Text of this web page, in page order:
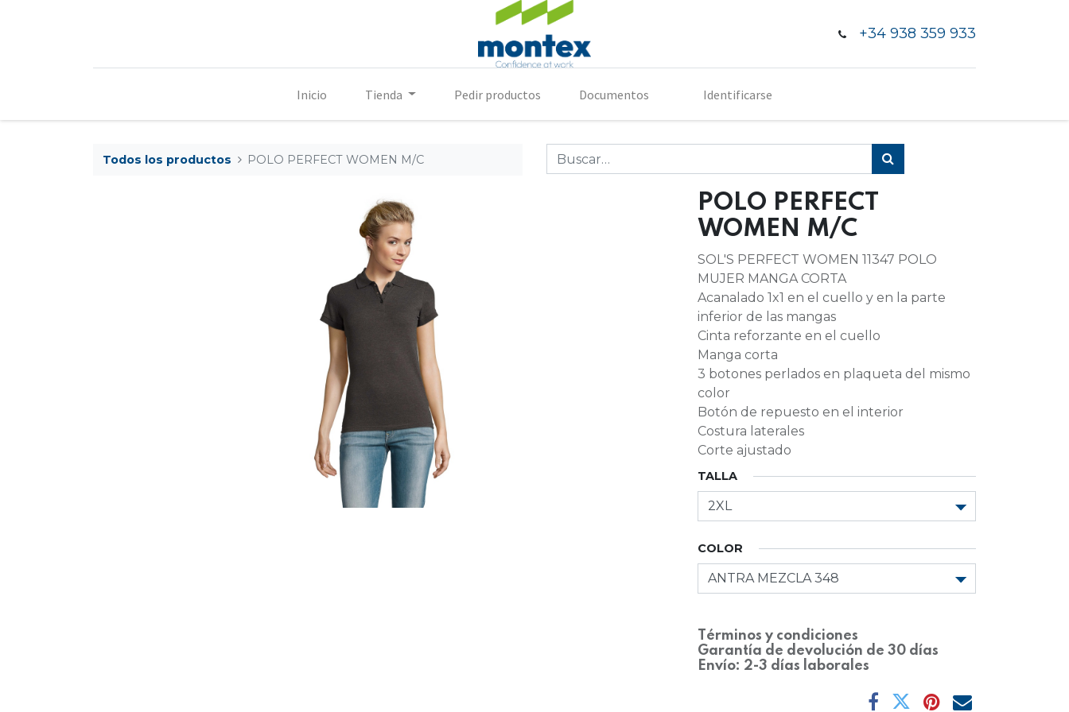
+34 938 359 933
Inicio Tienda Pedir productos Documentos Identificarse
Todos los productos POLO PERFECT WOMEN M/C
POLO PERFECT
WOMEN M/C
SOL'S PERFECT WOMEN 11347 POLO
MUJER MANGA CORTA
Acanalado 1x1 en el cuello y en la parte
inferior de las mangas
Cinta reforzante en el cuello
Manga corta
3 botones perlados en plaqueta del mismo
color
Botón de repuesto en el interior
Costura laterales
Corte ajustado
TALLA
COLOR
Términos y condiciones
Garantía de devolución de 30 días
Envío: 2-3 días laborales